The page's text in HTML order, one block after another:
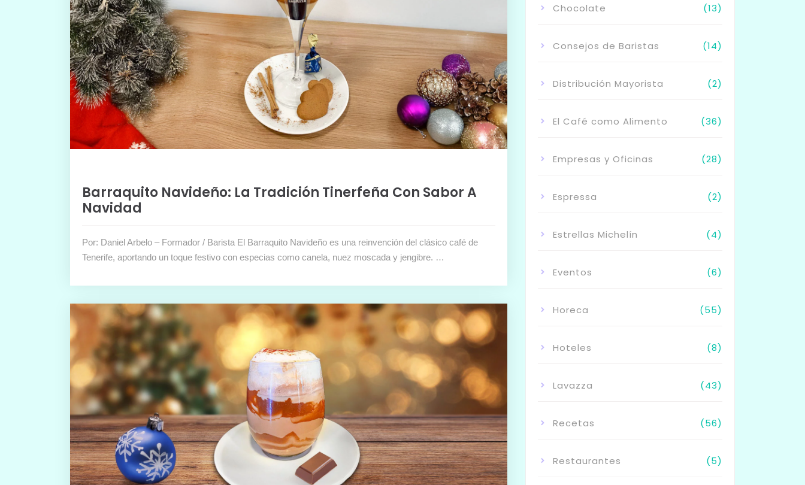
Barraquito Navideño: La Tradición Tinerfeña Con Sabor A
Navidad
Por: Daniel Arbelo – Formador / Barista El Barraquito Navideño es una reinvención del clásico café de
Tenerife, aportando un toque festivo con especias como canela, nuez moscada y jengibre. …
Chocolate (13)
Consejos de Baristas (14)
Distribución Mayorista (2)
El Café como Alimento (36)
Empresas y Oficinas (28)
Espressa (2)
Estrellas Michelín (4)
Eventos (6)
Horeca (55)
Hoteles (8)
Lavazza (43)
Recetas (56)
Restaurantes (5)